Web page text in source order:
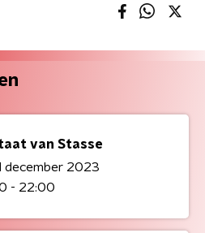
van Stasse
december 2023
- 22:00